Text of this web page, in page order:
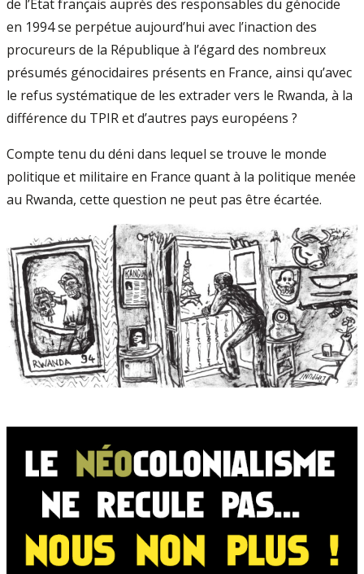
de l’Etat français auprès des responsables du génocide
en 1994 se perpétue aujourd’hui avec l’inaction des
procureurs de la République à l’égard des nombreux
présumés génocidaires présents en France, ainsi qu’avec
le refus systématique de les extrader vers le Rwanda, à la
différence du TPIR et d’autres pays européens ?
Compte tenu du déni dans lequel se trouve le monde
politique et militaire en France quant à la politique menée
au Rwanda, cette question ne peut pas être écartée.